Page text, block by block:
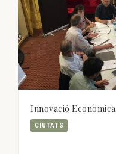
Innovació Econòmica
CIUTATS